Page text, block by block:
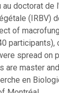
doctorat de
(IRBV)
of
participants),
spread on
are master
en